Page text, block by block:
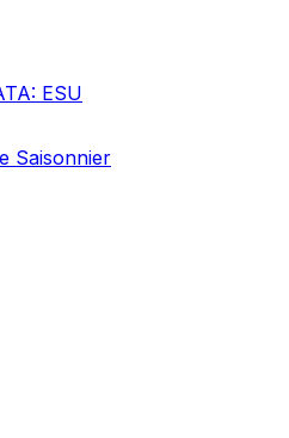
ESU
Saisonnier